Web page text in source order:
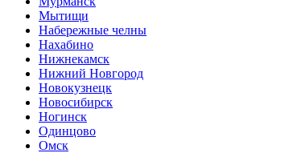
Мытищи
Набережные челны
Нахабино
Нижнекамск
Нижний Новгород
Новокузнецк
Новосибирск
Ногинск
Одинцово
Омск